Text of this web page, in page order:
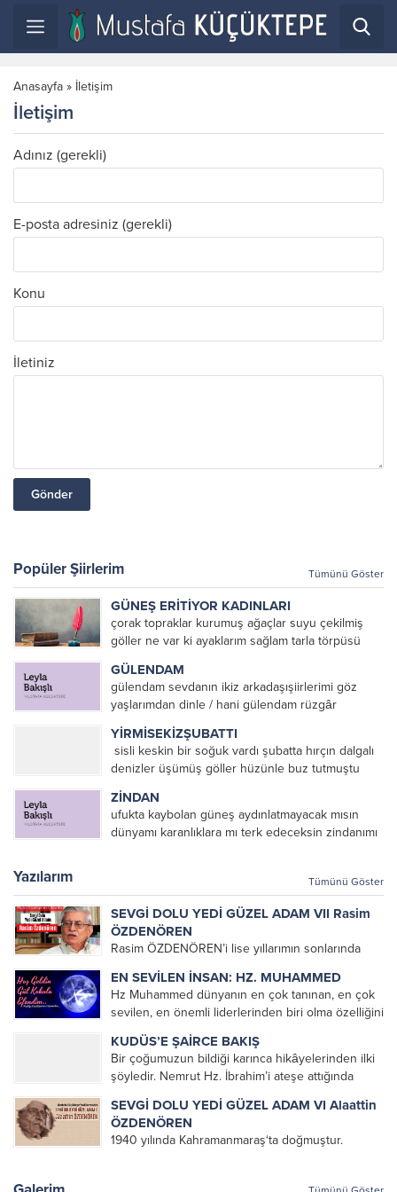
Anasayfa » İletişim
İletişim
Adınız (gerekli)
E-posta adresiniz (gerekli)
Konu
İletiniz
Popüler Şiirlerim Tümünü Göster
GÜNEŞ ERİTİYOR KADINLARI
çorak topraklar kurumuş ağaçlar suyu çekilmiş
göller ne var ki ayaklarım sağlam tarla törpüsü
güneş toprağı ve pamuk toplayan kadınları eriyor
kadınlar güneşte toprağı temizlemek...
GÜLENDAM
gülendam sevdanın ikiz arkadaşışiirlerimi göz
yaşlarımdan dinle / hani gülendam rüzgâr
fırtına biçecektikhani gülendam dağların sevdası
üzerine ant içmiştikhani gülendam sevdanın
elinden tutup ağlamayacaktıkkırmızı...
YİRMİSEKİZŞUBATTI
sisli keskin bir soğuk vardı şubatta hırçın dalgalı
denizler üşümüş göller hüzünle buz tutmuştu
yırtılmıştı yirmisekizşubattı /post modern olsundu
zulüm çoğalsındı ve ezilsindi bütün inananlar/...
ZİNDAN
ufukta kaybolan güneş aydınlatmayacak mısın
dünyamı karanlıklara mı terk edeceksin zindanımı
Yazılarım Tümünü Göster
SEVGİ DOLU YEDİ GÜZEL ADAM VII Rasim
ÖZDENÖREN
Rasim ÖZDENÖREN’i lise yıllarımın sonlarında
kitabını okuyarak tanımıştım. Çok hoşuma giden
bu denemeleri altlarını çizerek defalarca
okuduğum bir kitap olmuştu. Üniversite yıllarımda
da kendisini okumaya devam...
EN SEVİLEN İNSAN: HZ. MUHAMMED
Hz Muhammed dünyanın en çok tanınan, en çok
sevilen, en önemli liderlerinden biri olma özelliğini
100 veya orijinal ismiyle The 100: A Ranking of
the Most...
KUDÜS’E ŞAİRCE BAKIŞ
Bir çoğumuzun bildiği karınca hikâyelerinden ilki
şöyledir. Nemrut Hz. İbrahim’i ateşe attığında
gider. Karıncayı görenler bir damla suyla ateş mi
söner diye dalga...
SEVGİ DOLU YEDİ GÜZEL ADAM VI Alaattin
ÖZDENÖREN
1940 yılında Kahramanmaraş‘ta doğmuştur.